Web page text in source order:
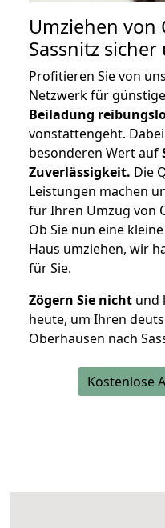
Umziehen von
Sassnitz sicher
Profitieren Sie von
Netzwerk für
Beiladung
vonstattengeht.
besonderen Wert auf
Zuverlässigkeit. Die
Leistungen machen
für Ihren Umzug von
Ob Sie nun eine
Haus umziehen, wir
für Sie.
Zögern Sie nicht und
heute, um Ihren
Oberhausen nach
Kostenlose